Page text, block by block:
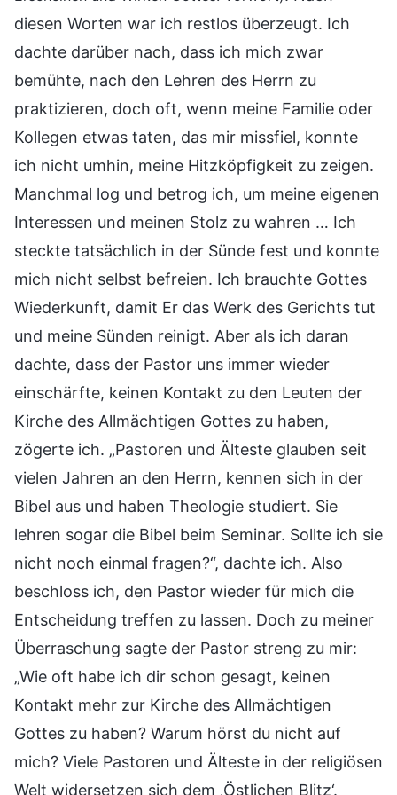
diesen Worten war ich restlos überzeugt. Ich
dachte darüber nach, dass ich mich zwar
bemühte, nach den Lehren des Herrn zu
praktizieren, doch oft, wenn meine Familie oder
Kollegen etwas taten, das mir missfiel, konnte
ich nicht umhin, meine Hitzköpfigkeit zu zeigen.
Manchmal log und betrog ich, um meine eigenen
Interessen und meinen Stolz zu wahren … Ich
steckte tatsächlich in der Sünde fest und konnte
mich nicht selbst befreien. Ich brauchte Gottes
Wiederkunft, damit Er das Werk des Gerichts tut
und meine Sünden reinigt. Aber als ich daran
dachte, dass der Pastor uns immer wieder
einschärfte, keinen Kontakt zu den Leuten der
Kirche des Allmächtigen Gottes zu haben,
zögerte ich. „Pastoren und Älteste glauben seit
vielen Jahren an den Herrn, kennen sich in der
Bibel aus und haben Theologie studiert. Sie
lehren sogar die Bibel beim Seminar. Sollte ich sie
nicht noch einmal fragen?“, dachte ich. Also
beschloss ich, den Pastor wieder für mich die
Entscheidung treffen zu lassen. Doch zu meiner
Überraschung sagte der Pastor streng zu mir:
„Wie oft habe ich dir schon gesagt, keinen
Kontakt mehr zur Kirche des Allmächtigen
Gottes zu haben? Warum hörst du nicht auf
mich? Viele Pastoren und Älteste in der religiösen
Welt widersetzen sich dem ‚Östlichen Blitz‘.